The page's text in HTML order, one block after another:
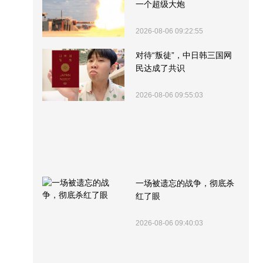
一个超级大炮
2026-08-06 09:22:55
对待“叛徒”，中日韩三国网
民达成了共识
2026-08-06 09:55:03
一场被遗忘的战争，彻底杀
红了眼
2026-08-06 09:40:03